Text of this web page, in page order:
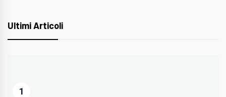
Ultimi Articoli
1